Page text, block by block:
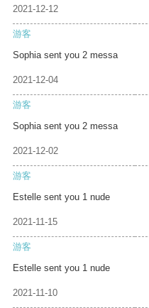
2021-12-12
游客
Sophia sent you 2 messa
2021-12-04
游客
Sophia sent you 2 messa
2021-12-02
游客
Estelle sent you 1 nude
2021-11-15
游客
Estelle sent you 1 nude
2021-11-10